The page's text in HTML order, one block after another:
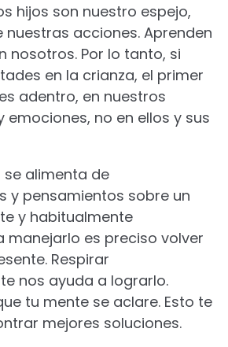
hijos son nuestro espejo,
nuestras acciones. Aprenden
nosotros. Por lo tanto, si
en la crianza, el primer
adentro, en nuestros
emociones, no en ellos y sus
se alimenta de
y pensamientos sobre un
y habitualmente
manejarlo es preciso volver
Respirar
nos ayuda a lograrlo.
tu mente se aclare. Esto te
mejores soluciones.